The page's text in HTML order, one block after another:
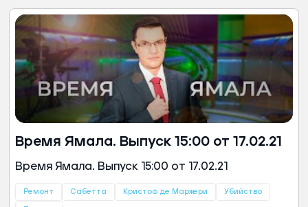
Время Ямала. Выпуск 15:00 от 17.02.21
Время Ямала. Выпуск 15:00 от 17.02.21
Ремонт Сабетта Кристоф де Маржери Убийство